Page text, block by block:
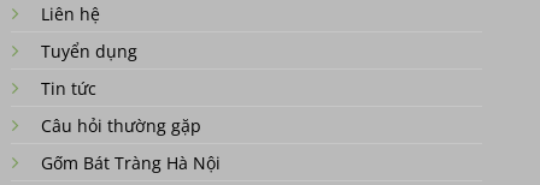
Liên hệ
Tuyển dụng
Tin tức
Câu hỏi thường gặp
Gốm Bát Tràng Hà Nội